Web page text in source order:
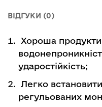
ВІДГУКИ (0)
Хороша
ударостійкість;
Легко
регульованих